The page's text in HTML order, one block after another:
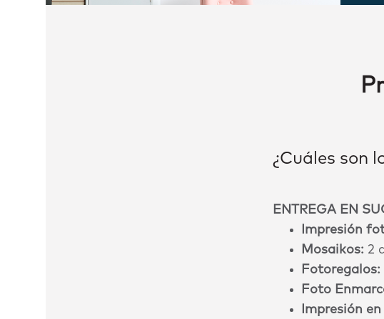
¿Cuáles son
ENTREGA EN
Impresión
Mosaikos: 2
Fotoregalos:
Foto
Impresión